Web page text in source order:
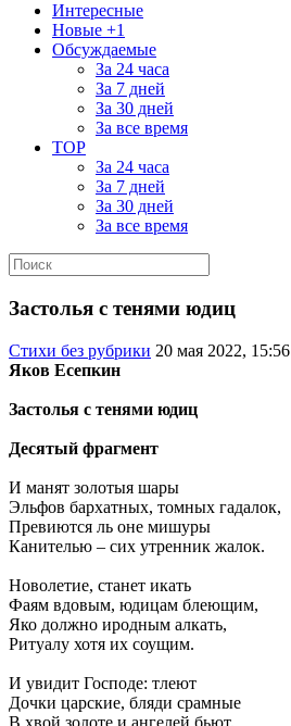
Интересные
Новые +1
Обсуждаемые
За 24 часа
За 7 дней
За 30 дней
За все время
TOP
За 24 часа
За 7 дней
За 30 дней
За все время
Застолья с тенями юдиц
Стихи без рубрики 20 мая 2022, 15:56
Яков Есепкин
Застолья с тенями юдиц
Десятый фрагмент
И манят золотыя шары
Эльфов бархатных, томных гадалок,
Превиются ль оне мишуры
Канителью – сих утренник жалок.
Новолетие, станет икать
Фаям вдовым, юдицам блеющим,
Яко должно иродным алкать,
Ритуалу хотя их соущим.
И увидит Господе: тлеют
Дочки царские, бляди срамные
В хвой золоте и ангелей бьют,